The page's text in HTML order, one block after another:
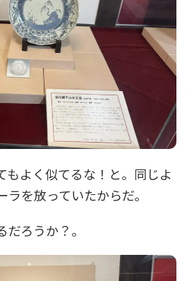
もよく似てるな！と。同じよ
を放っていたからだ。
ろうか？。